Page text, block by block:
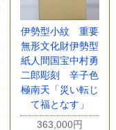
伊勢型小紋 重要
無形文化財伊勢型
紙人間国宝中村勇
二郎彫刻 辛子色
極南天「災い転じ
て福となす」
363,000円